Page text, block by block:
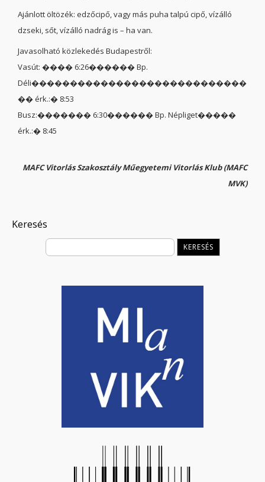
Ajánlott öltözék: edzőcipő, vagy más puha talpú cipő, vízálló
dzseki, sőt, vízálló nadrág is – ha van.
Javasolható közlekedés Budapestről:
Vasút: ���� 6:26������ Bp.
Déli����������������������������
�� érk.:� 8:53
Busz:������� 6:30������ Bp. Népliget�����
érk.:� 8:45
MAFC Vitorlás Szakosztály Műegyetemi Vitorlás Klub (MAFC
MVK)
Keresés